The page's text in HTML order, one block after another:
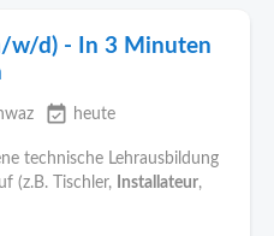
w/d) - In 3 Minuten
event_available heute
technische Lehrausbildung
(z.B. Tischler,
Installateur,